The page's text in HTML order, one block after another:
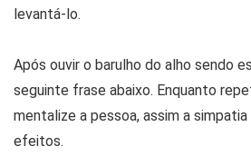
levantá-lo.
Após ouvir o barulho do alho sendo
seguinte frase abaixo. Enquanto
mentalize a pessoa, assim a simpatia
efeitos.